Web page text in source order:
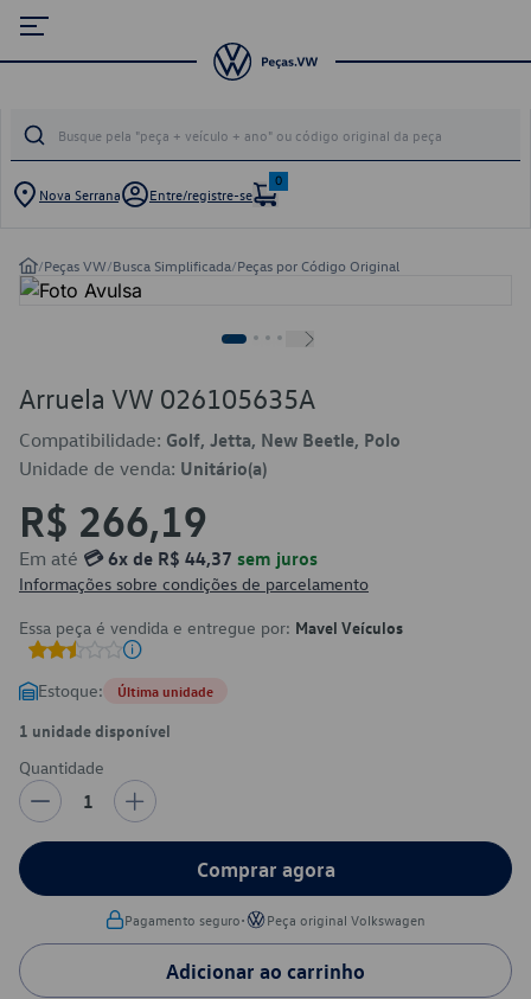
Nova Serrana Entre/registre-se
0
/Peças VW/Busca Simplificada/Peças por Código Original
Arruela VW 026105635A
Compatibilidade: Golf, Jetta, New Beetle, Polo
Unidade de venda: Unitário(a)
R$ 266,19
Em até 💳 6x de R$ 44,37 sem juros
Informações sobre condições de parcelamento
Essa peça é vendida e entregue por: Mavel Veículos
Estoque: Última unidade
1 unidade disponível
Quantidade
1
Comprar agora
Pagamento seguro• Peça original Volkswagen
Adicionar ao carrinho